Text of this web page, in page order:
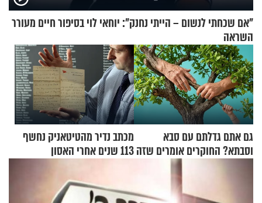
"אם שכחתי לנשום – הייתי נחנק": יוחאי לוי בסיפור חיים מעורר
השראה
גם אתם גדלתם עם סבא
וסבתא? החוקרים אומרים שזה
מתכון מנצח
מכתב נדיר מהטיטאניק נחשף
113 שנים אחרי האסון